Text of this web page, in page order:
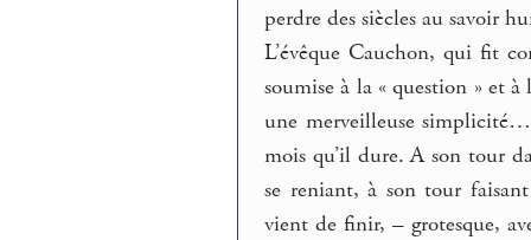
perdre des siècles au savoir
L’évêque Cauchon, qui fit
soumise à la « question » et
une merveilleuse
mois qu’il dure. A son tour
se reniant, à son tour
vient de finir, – grotesque,